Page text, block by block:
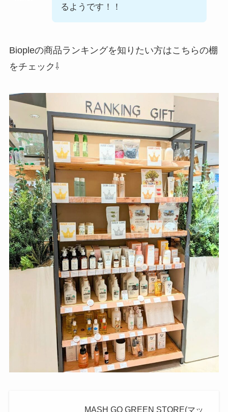
るようです！！
Biopleの商品ランキングを知りたい方はこちらの棚
をチェック⇩
MASH GO GREEN STORE(マッ